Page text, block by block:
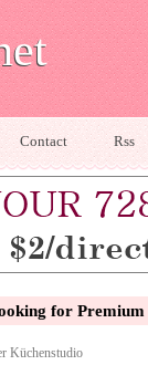
Contact Rss
for
Küchenstudio